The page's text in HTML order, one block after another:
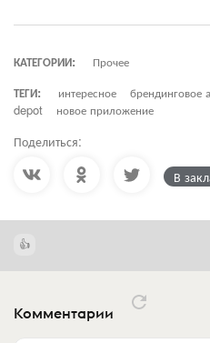
КАТЕГОРИИ:
Прочее
ТЕГИ:
интересное брендинговое
depot
новое приложение
Поделиться:
В
Комментарии